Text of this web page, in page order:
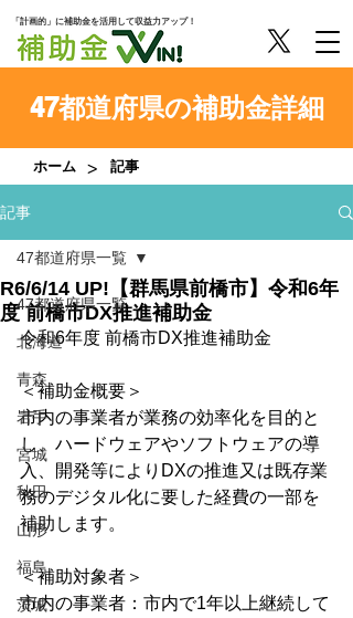
「計画的」に補助金を活用して収益力アップ！
47都道府県の補助金詳細
ホーム > 記事
記事
47都道府県一覧
北海道
青森
岩手
宮城
秋田
山形
福島
茨城
47都道府県一覧
R6/6/14 UP!【群馬県前橋市】令和6年
度 前橋市DX推進補助金
令和6年度 前橋市DX推進補助金
＜補助金概要＞
市内の事業者が業務の効率化を目的と
し、ハードウェアやソフトウェアの導
入、開発等によりDXの推進又は既存業
務のデジタル化に要した経費の一部を
補助します。
＜補助対象者＞
市内の事業者：市内で1年以上継続して